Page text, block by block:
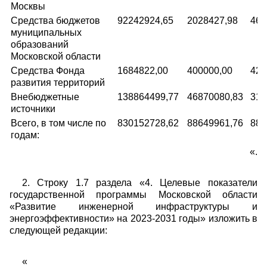
Москвы
Средства бюджетов
муниципальных
образований
Московской области
92242924,65 2028427,98
Средства Фонда
развития территорий
1684822,00 400000,00
Внебюджетные
источники
138864499,77 46870080,83
Всего, в том числе по
годам:
830152728,62 88649961,76
«.
2. Строку 1.7 раздела «4. Целевые показатели
государственной программы Московской области
«Развитие инженерной инфраструктуры и
энергоэффективности» на 2023-2031 годы» изложить в
следующей редакции:
«